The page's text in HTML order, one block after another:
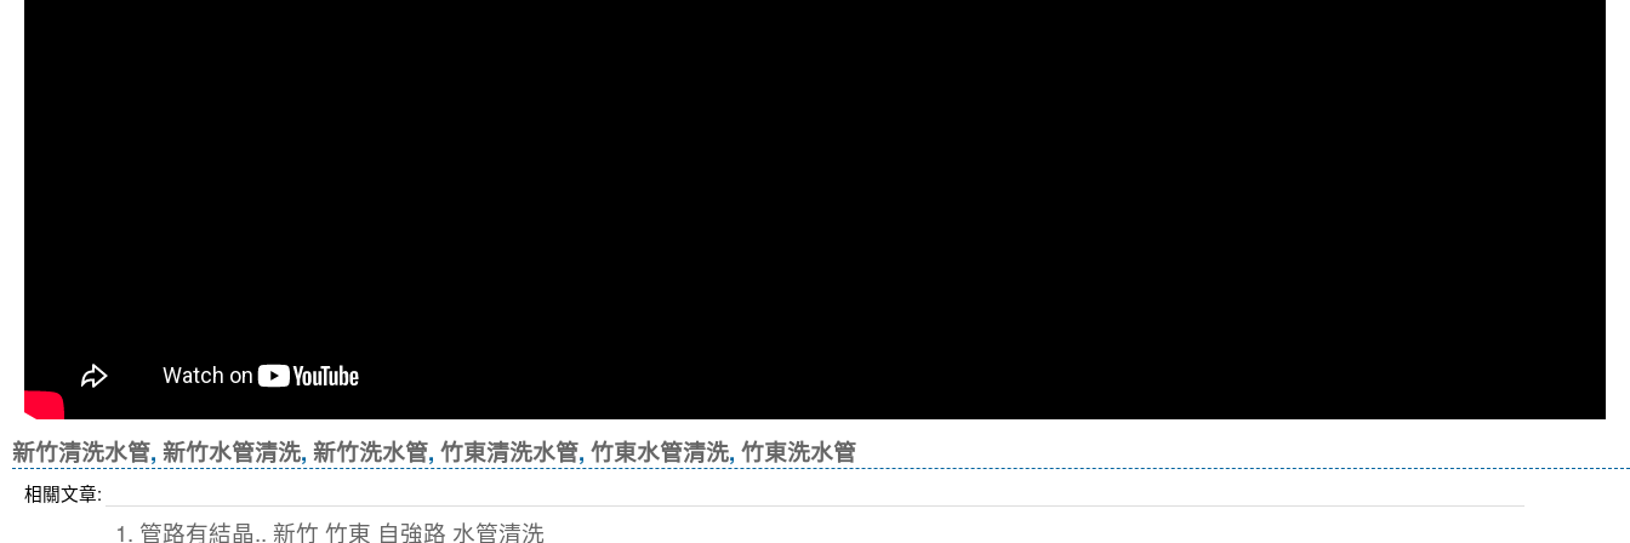
新竹清洗水管, 新竹水管清洗, 新竹洗水管, 竹東清洗水管, 竹東水管清洗, 竹東洗水管
相關文章:
1. 管路有結晶.. 新竹 竹東 自強路 水管清洗